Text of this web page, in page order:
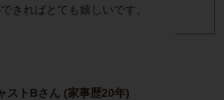
きればとても嬉しいです。
ストBさん (家事歴20年)